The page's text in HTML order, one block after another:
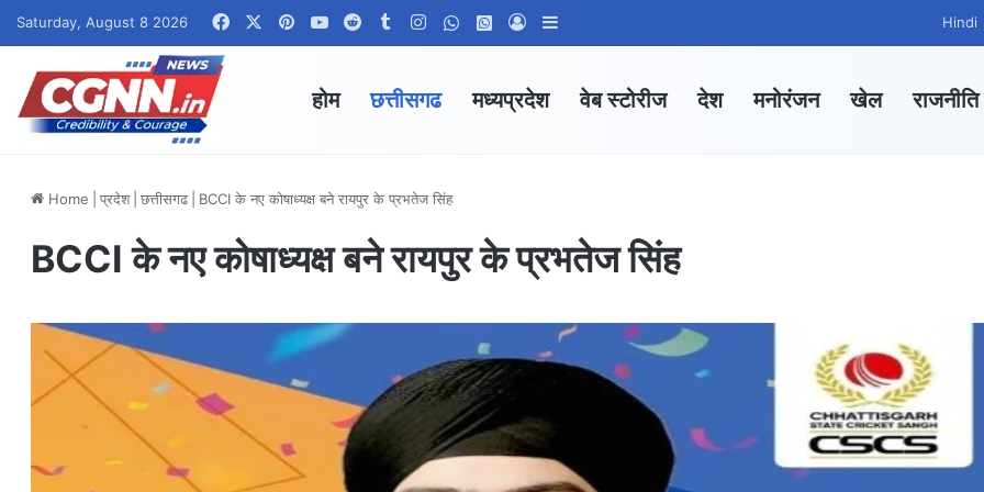
Saturday, August 8 2026 FacebookPinterestYouTubeRedditTumblrInstagramWhatsApp Channel
WhatsApp Group
Log In Hindi
होम छत्तीसगढ मध्यप्रदेश वेब स्टोरीज देश मनोरंजन खेल राजनीति
Home प्रदेश छत्तीसगढ BCCI के नए कोषाध्यक्ष बने रायपुर के प्रभतेज सिंह
BCCI के नए कोषाध्यक्ष बने रायपुर के प्रभतेज सिंह